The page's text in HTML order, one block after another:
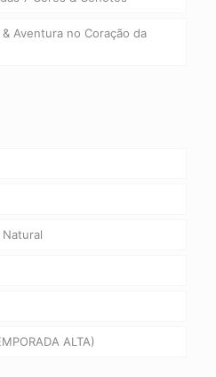
Aventura no Coração da
ALTA)